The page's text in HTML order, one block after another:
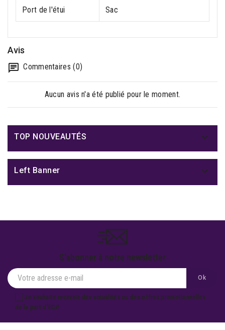
Port de l'étui Sac
Avis
Commentaires (0)
Aucun avis n'a été publié pour le moment.
TOP NOUVEAUTÉS 
Left Banner 
S'abonner à notre newsletter
Je souhaite recevoir des actualités ou des offres promotionnelles
de la part d'ECP.